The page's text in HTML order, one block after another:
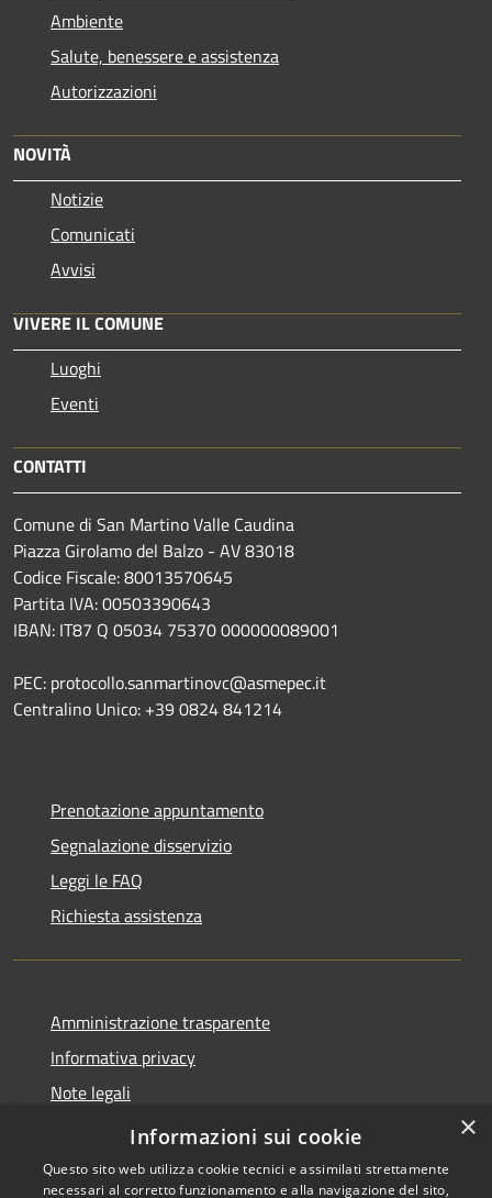
Ambiente
Salute, benessere e assistenza
Autorizzazioni
NOVITÀ
Notizie
Comunicati
Avvisi
VIVERE IL COMUNE
Luoghi
Eventi
CONTATTI
Comune di San Martino Valle Caudina
Piazza Girolamo del Balzo - AV 83018
Codice Fiscale: 80013570645
Partita IVA: 00503390643
IBAN: IT87 Q 05034 75370 000000089001
PEC: protocollo.sanmartinovc@asmepec.it
Centralino Unico: +39 0824 841214
Prenotazione appuntamento
Segnalazione disservizio
Leggi le FAQ
Richiesta assistenza
Amministrazione trasparente
Informativa privacy
Note legali
Dichiarazione di accessibilità
×
Informazioni sui cookie
Questo sito web utilizza cookie tecnici e assimilati strettamente
necessari al corretto funzionamento e alla navigazione del sito,